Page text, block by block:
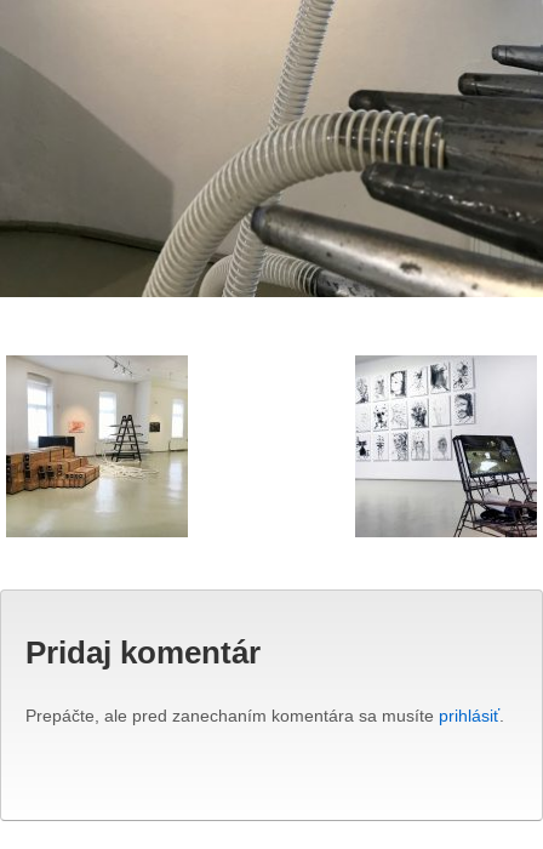
Pridaj komentár
Prepáčte, ale pred zanechaním komentára sa musíte prihlásiť.